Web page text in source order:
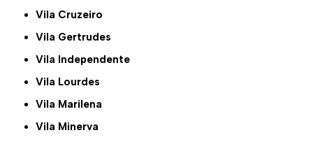
Vila Cruzeiro
Vila Gertrudes
Vila Independente
Vila Lourdes
Vila Marilena
Vila Minerva